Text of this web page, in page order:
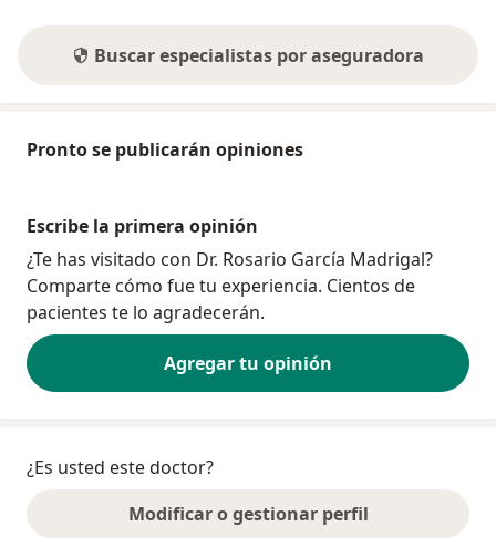
Buscar especialistas por aseguradora
Pronto se publicarán opiniones
Escribe la primera opinión
¿Te has visitado con Dr. Rosario García Madrigal?
Comparte cómo fue tu experiencia. Cientos de
pacientes te lo agradecerán.
Agregar tu opinión
¿Es usted este doctor?
Modificar o gestionar perfil